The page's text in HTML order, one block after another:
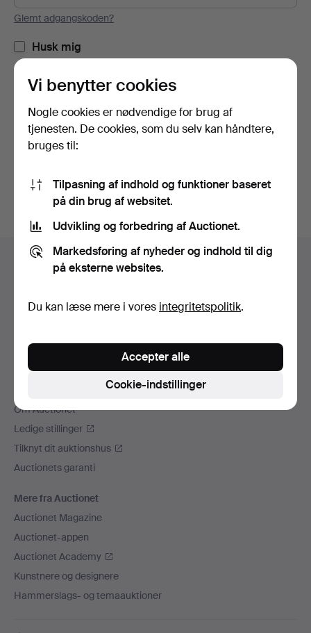
Glemt adgangskoden?
Husk mig
Log ind
eller log ind via Facebook her
Sidefodsnavigation
Hjælp og kontaktoplysninger
Alle auktionshuse
Om Auctionet
Ledige stillinger
Tilknyt dit auktionshus
Auctionets garanti
Mere fra Auctionet
Auctionet Magazine
Auctionet-appen
Auctionet Academy
Kunstnere og designere
Hammerslags- og temaauktioner
Vi benytter cookies
Nogle cookies er nødvendige for brug af
tjenesten. De cookies, som du selv kan håndtere,
bruges til:
Tilpasning af indhold og funktioner baseret
på din brug af websitet.
Udvikling og forbedring af Auctionet.
Markedsføring af nyheder og indhold til dig
på eksterne websites.
Du kan læse mere i vores integritetspolitik.
Cookie-indstillinger
Accepter alle